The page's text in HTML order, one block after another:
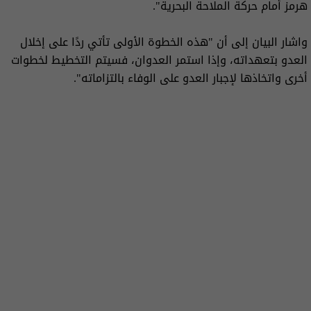
هرمز أمام حركة الملاحة البحرية".
واشار البيان إلى أن "هذه الخطوة الأولى تأتي ردًا على إخلال
العدو بتعهداته، وإذا استمر العدوان، فسيتم التخطيط لخطوات
أخرى واتخاذها لإجبار العدو على الوفاء بالتزاماته".